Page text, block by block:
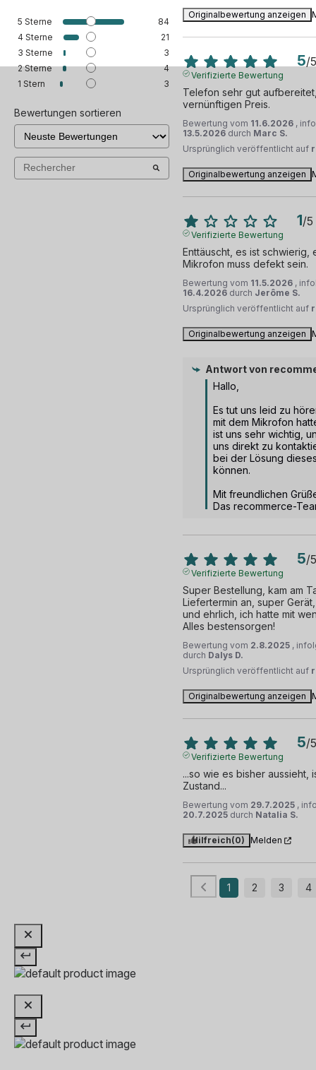
5 Sterne
84
4 Sterne
21
3 Sterne
3
2Sterne
4
1 Stern 3
Bewertungen sortieren
Originalbewertung anzeigen
5/5
Verifizierte Bewertung
Telefon sehr gut
vernünftigen Preis.
Bewertung vom 11.6.2026 ,
13.5.2026 durch Marc S.
Ursprünglich veröffentlicht auf
Originalbewertung anzeigen
1/5
Verifizierte Bewertung
Enttäuscht, es ist schwierig,
Mikrofon muss defekt sein.
Bewertung vom 11.5.2026 ,
16.4.2026 durch Jerôme S.
Ursprünglich veröffentlicht auf
Originalbewertung anzeigen
Antwort von
Hallo,
Es tut uns leid zu
mit dem Mikrofon
ist uns sehr wichtig,
uns direkt zu
bei der Lösung
können.
Mit freundlichen
Das recommerce-
5/5
Verifizierte Bewertung
Super Bestellung, kam am
Liefertermin an, super
und ehrlich, ich hatte mit
Alles bestensorgen!
Bewertung vom 2.8.2025 ,
durch Dalys D.
Ursprünglich veröffentlicht auf
Originalbewertung anzeigen
5/5
Verifizierte Bewertung
...so wie es bisher aussieht,
Zustand...
Bewertung vom 29.7.2025 ,
20.7.2025 durch Natalia S.
Hilfreich(0) Melden
1 2 3 4